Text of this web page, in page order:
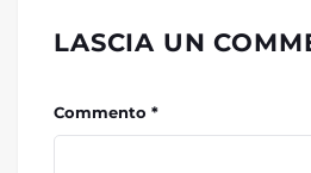
LASCIA UN
Commento *